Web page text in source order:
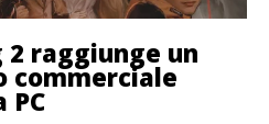
raggiunge un
commerciale
PC